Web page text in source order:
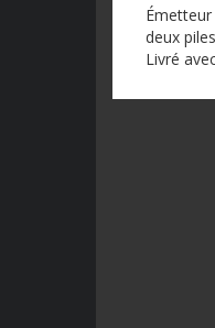
deux
Livré